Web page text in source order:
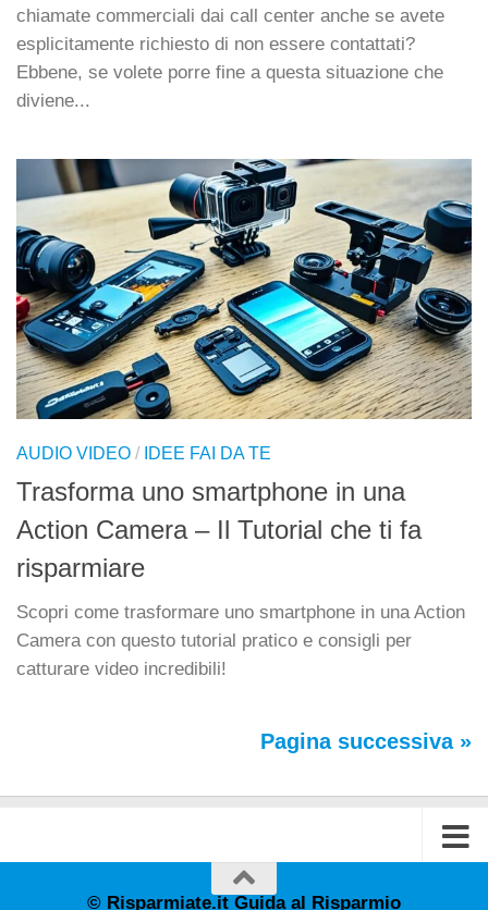
chiamate commerciali dai call center anche se avete
esplicitamente richiesto di non essere contattati?
Ebbene, se volete porre fine a questa situazione che
diviene...
AUDIO VIDEO / IDEE FAI DA TE
Trasforma uno smartphone in una
Action Camera – Il Tutorial che ti fa
risparmiare
Scopri come trasformare uno smartphone in una Action
Camera con questo tutorial pratico e consigli per
catturare video incredibili!
Pagina successiva »
© Risparmiate.it Guida al Risparmio